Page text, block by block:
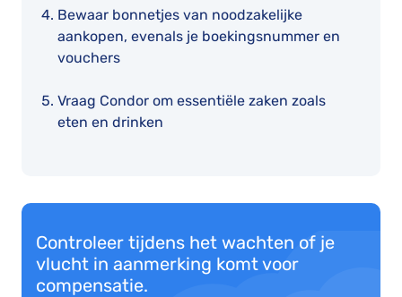
Bewaar bonnetjes van noodzakelijke
aankopen, evenals je boekingsnummer en
vouchers
Vraag Condor om essentiële zaken zoals
eten en drinken
Controleer tijdens het wachten of je
vlucht in aanmerking komt voor
compensatie.